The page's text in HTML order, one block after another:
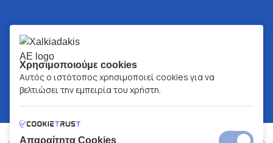
Χρησιμοποιούμε cookies
Αυτός ο ιστότοπος χρησιμοποιεί cookies για να
βελτιώσει την εμπειρία του χρήστη.
Απαραίτητα Cookies